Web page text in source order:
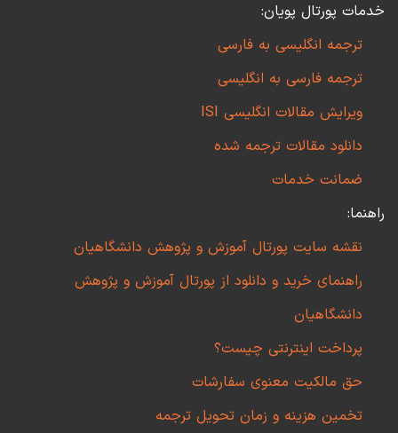
خدمات پورتال پویان:
ترجمه انگلیسی به فارسی
ترجمه فارسی به انگلیسی
ویرایش مقالات انگلیسی ISI
دانلود مقالات ترجمه شده
ضمانت خدمات
راهنما:
نقشه سایت پورتال آموزش و پژوهش دانشگاهیان
راهنمای خرید و دانلود از پورتال آموزش و پژوهش
دانشگاهیان
پرداخت اینترنتی چیست؟
حق مالکیت معنوی سفارشات
تخمین هزینه و زمان تحویل ترجمه